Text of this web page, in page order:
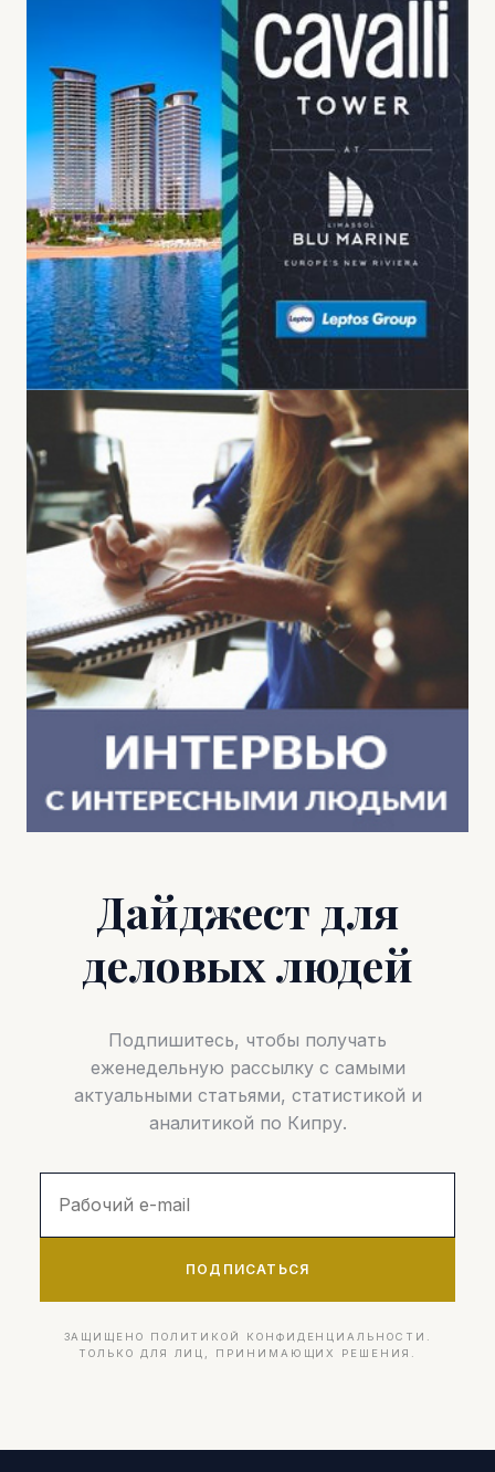
Дайджест для
деловых людей
Подпишитесь, чтобы получать
еженедельную рассылку с самыми
актуальными статьями, статистикой и
аналитикой по Кипру.
ПОДПИСАТЬСЯ
ЗАЩИЩЕНО ПОЛИТИКОЙ КОНФИДЕНЦИАЛЬНОСТИ.
ТОЛЬКО ДЛЯ ЛИЦ, ПРИНИМАЮЩИХ РЕШЕНИЯ.